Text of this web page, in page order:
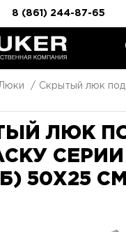
8 (861) 244-87-65
Скрытый люк
ЛЮК
СЕРИИ
50X25 СМ